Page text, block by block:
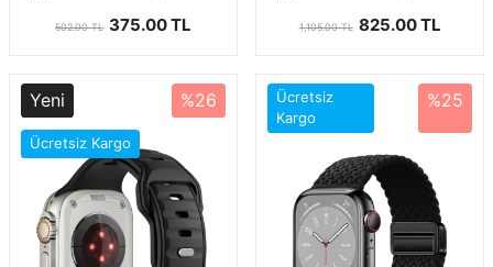
502.00 TL 375.00 TL 1,105.00 TL 825.00 TL
Yeni
Ücretsiz Kargo
%26
Ücretsiz
Kargo
%25